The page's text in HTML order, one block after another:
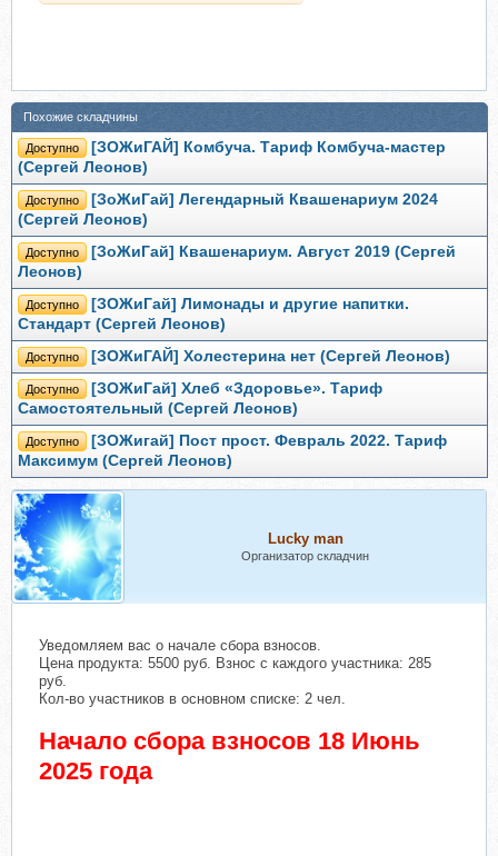
Похожие складчины
Доступно
[ЗОЖиГАЙ] Комбуча. Тариф Комбуча-мастер
(Сергей Леонов)
Доступно
[ЗоЖиГай] Легендарный Квашенариум 2024
(Сергей Леонов)
Доступно
[ЗоЖиГай] Квашенариум. Август 2019 (Сергей
Леонов)
Доступно
[ЗОЖиГай] Лимонады и другие напитки.
Стандарт (Сергей Леонов)
Доступно [ЗОЖиГАЙ] Холестерина нет (Сергей Леонов)
Доступно
[ЗОЖиГай] Хлеб «Здоровье». Тариф
Самостоятельный (Сергей Леонов)
Доступно
[ЗОЖигай] Пост прост. Февраль 2022. Тариф
Максимум (Сергей Леонов)
Lucky man
Организатор складчин
Уведомляем вас о начале сбора взносов.
Цена продукта: 5500 руб. Взнос с каждого участника: 285
руб.
Кол-во участников в основном списке: 2 чел.
Начало сбора взносов 18 Июнь
2025 года